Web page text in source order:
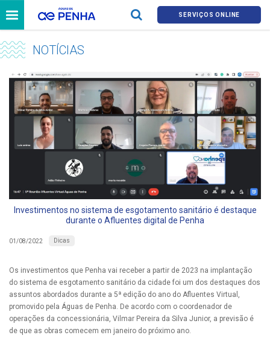
SERVIÇOS ONLINE
NOTÍCIAS
Investimentos no sistema de esgotamento sanitário é destaque
durante o Afluentes digital de Penha
01/08/2022 Dicas
Os investimentos que Penha vai receber a partir de 2023 na implantação
do sistema de esgotamento sanitário da cidade foi um dos destaques dos
assuntos abordados durante a 5ª edição do ano do Afluentes Virtual,
promovido pela Águas de Penha. De acordo com o coordenador de
operações da concessionária, Vilmar Pereira da Silva Junior, a previsão é
de que as obras comecem em janeiro do próximo ano.